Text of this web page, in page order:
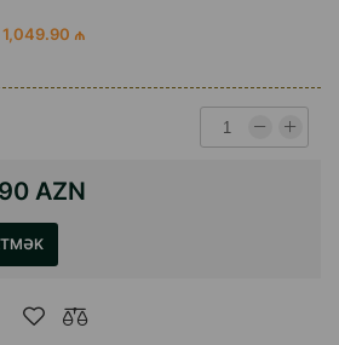
1,049.90 ₼
AZN